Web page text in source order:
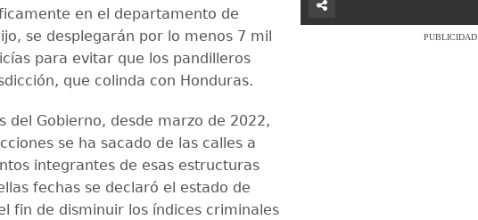
en el departamento de
se desplegarán por lo menos 7 mil
para evitar que los pandilleros
que colinda con Honduras.
del Gobierno, desde marzo de 2022,
se ha sacado de las calles a
integrantes de esas estructuras
fechas se declaró el estado de
fin de disminuir los índices criminales
PUBLICIDAD